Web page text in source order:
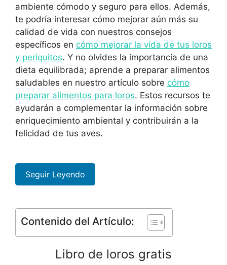
ambiente cómodo y seguro para ellos. Además,
te podría interesar cómo mejorar aún más su
calidad de vida con nuestros consejos
específicos en cómo mejorar la vida de tus loros
y periquitos. Y no olvides la importancia de una
dieta equilibrada; aprende a preparar alimentos
saludables en nuestro artículo sobre cómo
preparar alimentos para loros. Estos recursos te
ayudarán a complementar la información sobre
enriquecimiento ambiental y contribuirán a la
felicidad de tus aves.
Seguir Leyendo
Contenido del Artículo:
Libro de loros gratis